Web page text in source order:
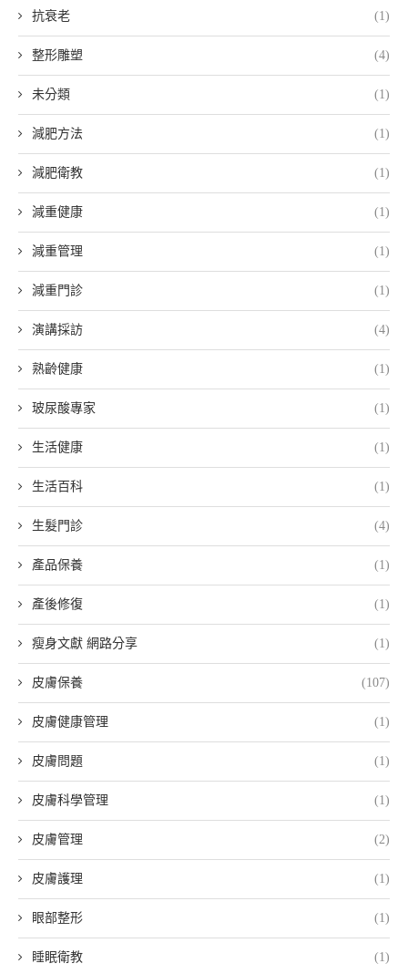
抗衰老 (1)
整形雕塑 (4)
未分類 (1)
減肥方法 (1)
減肥衛教 (1)
減重健康 (1)
減重管理 (1)
減重門診 (1)
演講採訪 (4)
熟齡健康 (1)
玻尿酸專家 (1)
生活健康 (1)
生活百科 (1)
生髮門診 (4)
產品保養 (1)
產後修復 (1)
瘦身文獻 網路分享 (1)
皮膚保養 (107)
皮膚健康管理 (1)
皮膚問題 (1)
皮膚科學管理 (1)
皮膚管理 (2)
皮膚護理 (1)
眼部整形 (1)
睡眠衛教 (1)